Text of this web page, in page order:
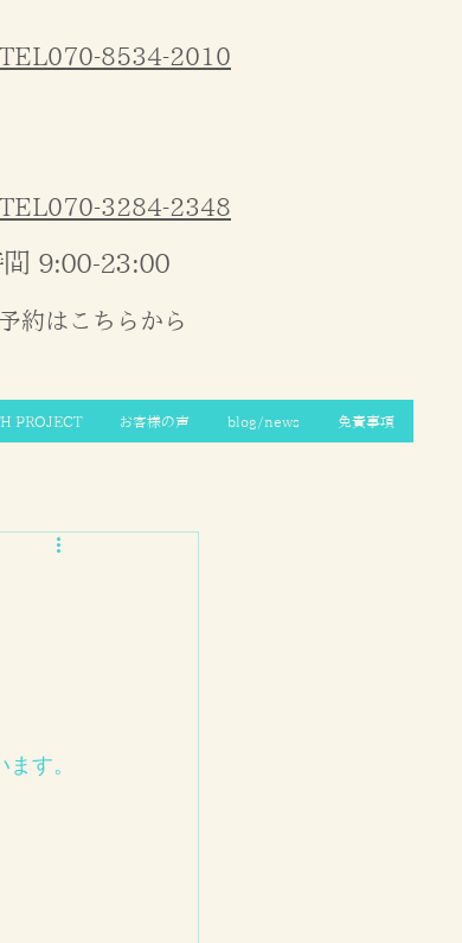
8534-2010
3284-2348
9:00-23:00
約はこちらから
PROJECT お客様の声 blog/news 免責事項
す。